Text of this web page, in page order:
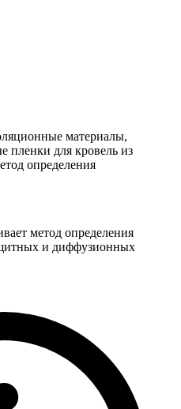
материалы,
пленки для кровель из
определения
метод определения
и диффузионных